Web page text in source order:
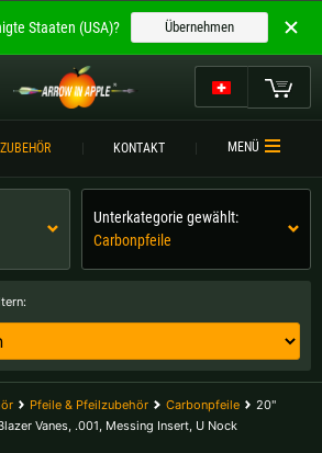
ZUBEHÖR KONTAKT MENÜ
Unterkategorie gewählt:
Carbonpfeile
Pfeile & Pfeilzubehör Carbonpfeile
20"
Vanes, .001, Messing Insert, U Nock
bei
IN APPLE
Die besten Armbrüste.
Sie Ihre Sprache aus:
Deutsch (DE)
Deutsch (CH)
Sie Ihre Versandregion:
Bulgarien |лв
Staaten (USA)? Übernehmen
Mein Warenkorb
ARMBRÜSTE
ARMBRUSTVERGLEICH
ZUBEHÖR
KONTAKT